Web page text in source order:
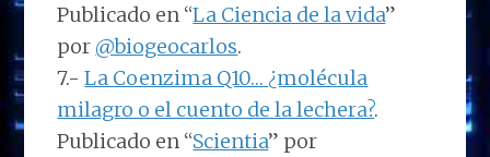
Publicado en “La Ciencia de la vida”
por @biogeocarlos.
7.-La Coenzima Q10… ¿molécula
milagro o el cuento de la lechera?.
Publicado en “Scientia” por